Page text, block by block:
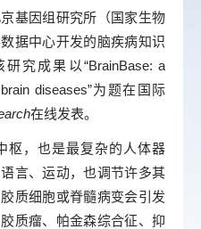
因组研究所（国家生物
据中心开发的脑疾病知识
究成果以“BrainBase: a
diseases”为题在国际
在线发表。
，也是最复杂的人体器
言、运动，也调节许多其
质细胞或脊髓病变会引发
质瘤、帕金森综合征、抑